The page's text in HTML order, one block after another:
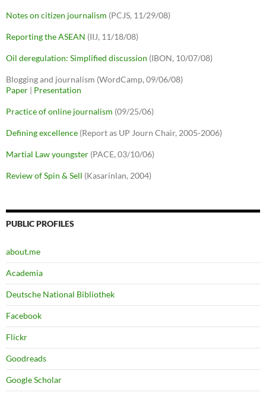
Notes on citizen journalism (PCJS, 11/29/08)
Reporting the ASEAN (IIJ, 11/18/08)
Oil deregulation: Simplified discussion (IBON, 10/07/08)
Blogging and journalism (WordCamp, 09/06/08)
Paper | Presentation
Practice of online journalism (09/25/06)
Defining excellence (Report as UP Journ Chair, 2005-2006)
Martial Law youngster (PACE, 03/10/06)
Review of Spin & Sell (Kasarinlan, 2004)
PUBLIC PROFILES
about.me
Academia
Deutsche National Bibliothek
Facebook
Flickr
Goodreads
Google Scholar